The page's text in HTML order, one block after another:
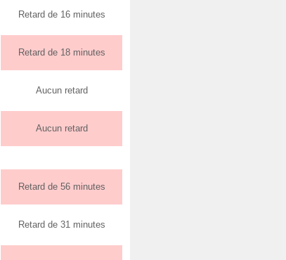
Retard de 16 minutes
Retard de 18 minutes
Aucun retard
Aucun retard
Retard de 56 minutes
Retard de 31 minutes